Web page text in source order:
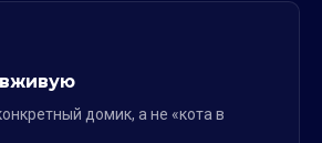
домик, а не «кота в